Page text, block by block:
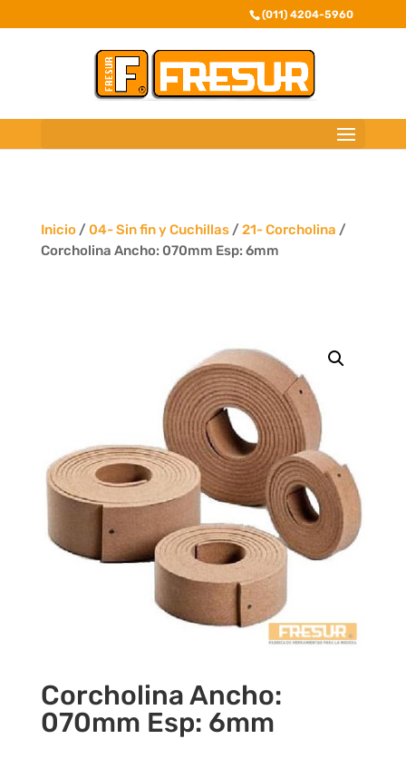
(011) 4204-5960
Inicio/ 04- Sin fin y Cuchillas/ 21- Corcholina /
Corcholina Ancho: 070mm Esp: 6mm
Corcholina Ancho:
070mm Esp: 6mm